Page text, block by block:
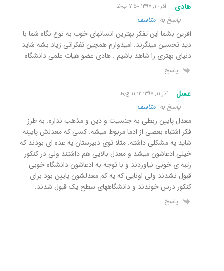
هادی آذر ۱۰, ۱۳۹۷ ۷:۵۰ ب٫ظ
پاسخ به متاسف
افرین بشما این تفکر بهترین انسانهای خوب به نوع نگاه شما با
دید تحسین مینگرند. امیدوارم همچین تفکراتی زیاد بشه شاید
دنیای بهتری را شاهد باشیم . هادی عضو هیات علمی دانشگاه
پاسخ
عسل آذر ۱۱, ۱۳۹۷ ۱۱:۱۲ ق٫ظ
پاسخ به متاسف
معدل پایین ربطی به جنسیت و دین و مذهب نداره. به طرز
فکر اشتباه بعضی از ادما مربوط میشه. کسی که معدلش پایینه
شاید یه مشکلی داشته. مثلا توی دبیرستان یه عده ای بودند که
خیلی ادعاشون میشد و معدل بالایی هم داشتند ولی در کنکور
رتبه ی خوبی نیاوردند و با توجه به ادعاشون دانشگاه خوبی
قبول نشدند ولی اونایی که یه کم معدلشون پایین بود برای
کنکور درس خوندند و دانشگاههای سطح یک قبول شدند.
پاسخ